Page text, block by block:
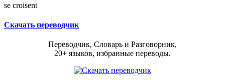
se croisent
Скачать переводчик
Переводчик, Словарь и Разговорник,
20+ языков, избранные переводы.